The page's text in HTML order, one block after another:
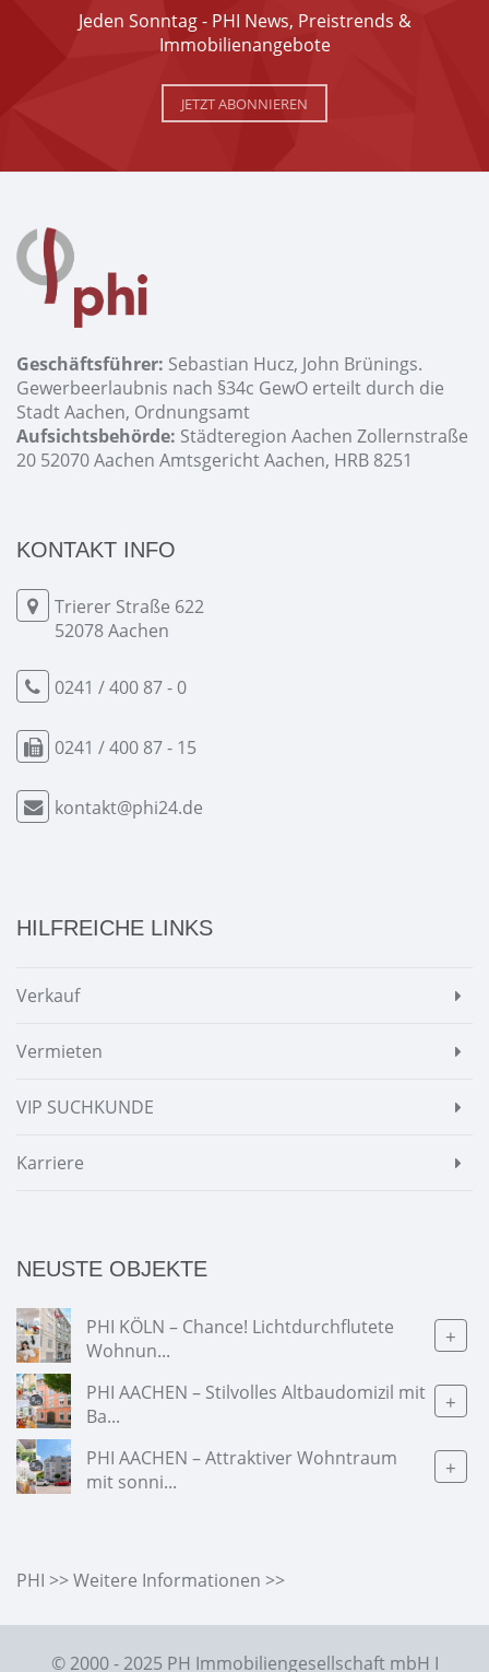
Jeden Sonntag - PHI News, Preistrends &
Immobilienangebote
JETZT ABONNIEREN
Geschäftsführer: Sebastian Hucz, John Brünings.
Gewerbeerlaubnis nach §34c GewO erteilt durch die
Stadt Aachen, Ordnungsamt
Aufsichtsbehörde: Städteregion Aachen Zollernstraße
20 52070 Aachen Amtsgericht Aachen, HRB 8251
KONTAKT INFO
Trierer Straße 622
52078 Aachen
0241 / 400 87 - 0
0241 / 400 87 - 15
kontakt@phi24.de
HILFREICHE LINKS
Verkauf
Vermieten
VIP SUCHKUNDE
Karriere
NEUSTE OBJEKTE
PHI KÖLN – Chance! Lichtdurchflutete
Wohnun...
+
PHI AACHEN – Stilvolles Altbaudomizil mit
Ba...
+
PHI AACHEN – Attraktiver Wohntraum
mit sonni...
+
PHI >> Weitere Informationen >>
© 2000 - 2025 PH Immobiliengesellschaft mbH I